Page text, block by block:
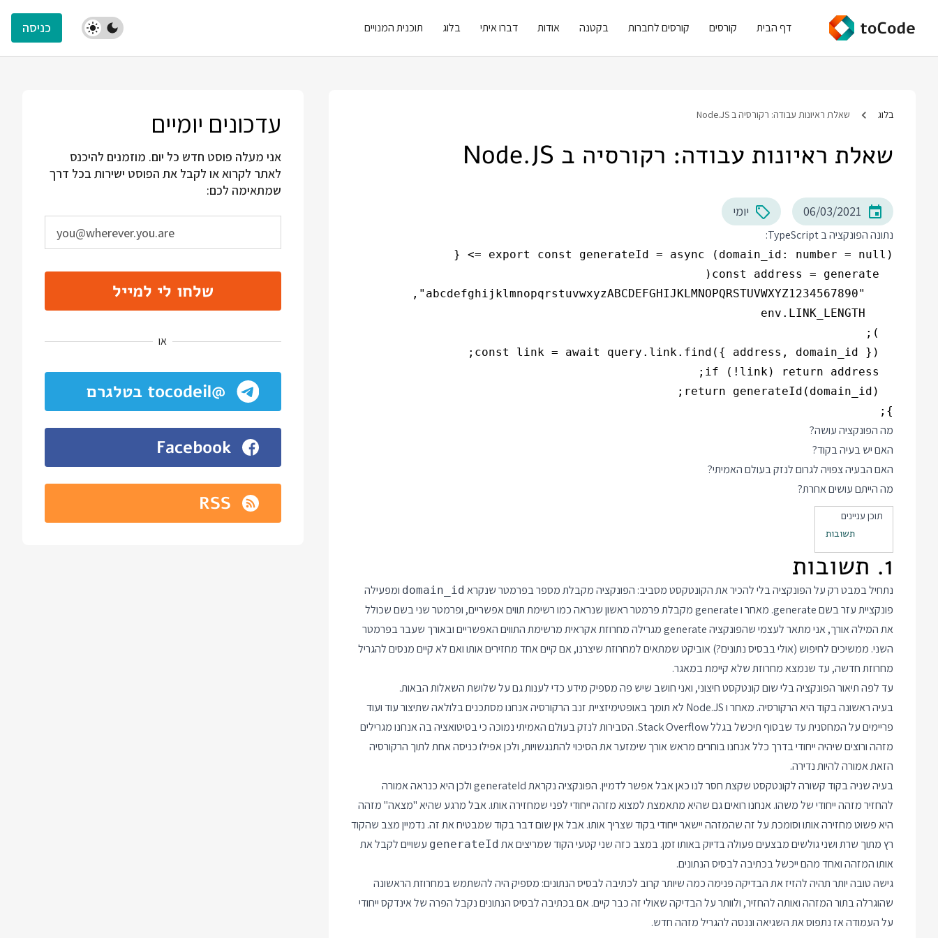
דף הבית קורסים קורסים לחברות בקטנה אודות דברו איתי בלוג תוכנית המנויים כניסה
בלוג שאלת ראיונות עבודה: רקורסיה ב Node.JS
שאלת ראיונות עבודה: רקורסיה ב Node.JS
06/03/2021 יומי
נתונה הפונקציה ב TypeScript:
};
מה הפונקציה עושה?
האם יש בעיה בקוד?
האם הבעיה צפויה לגרום לנזק בעולם האמיתי?
מה הייתם עושים אחרת?
תוכן עניינים
תשובות
1. תשובות
נתחיל במבט רק על הפונקציה בלי להכיר את הקונטקסט מסביב: הפונקציה מקבלת מספר בפרמטר שנקרא domain_id ומפעילה
פונקציית עזר בשם generate. מאחר ו generate מקבלת פרמטר ראשון שנראה כמו רשימת תווים אפשריים, ופרמטר שני בשם שכולל
את המילה אורך, אני מתאר לעצמי שהפונקציה generate מגרילה מחרוזת אקראית מרשימת התווים האפשריים ובאורך שעבר בפרמטר
השני. ממשיכים לחיפוש (אולי בבסיס נתונים?) אוביקט שמתאים למחרוזת שיצרנו, אם קיים אחד מחזירים אותו ואם לא קיים מנסים להגריל
מחרוזת חדשה, עד שנמצא מחרוזת שלא קיימת במאגר.
עד לפה תיאור הפונקציה בלי שום קונטקסט חיצוני, ואני חושב שיש פה מספיק מידע כדי לענות גם על שלושת השאלות הבאות.
בעיה ראשונה בקוד היא הרקורסיה. מאחר ו Node.JS לא תומך באופטימיזציית זנב הרקורסיה אנחנו מסתכנים בלולאה שתיצור עוד ועוד
פריימים על המחסנית עד שבסוף תיכשל בגלל Stack Overflow. הסבירות לנזק בעולם האמיתי נמוכה כי בסיטואציה בה אנחנו מגרילים
מזהה ורוצים שיהיה ייחודי בדרך כלל אנחנו בוחרים מראש אורך שימזער את הסיכוי להתנגשויות, ולכן אפילו כניסה אחת לתוך הרקורסיה
הזאת אמורה להיות נדירה.
בעיה שניה בקוד קשורה לקונטקסט שקצת חסר לנו כאן אבל אפשר לדמיין. הפונקציה נקראת generateId ולכן היא כנראה אמורה
להחזיר מזהה ייחודי של משהו. אנחנו רואים גם שהיא מתאמצת למצוא מזהה ייחודי לפני שמחזירה אותו. אבל מרגע שהיא "מצאה" מזהה
היא פשוט מחזירה אותו וסומכת על זה שהמזהה יישאר ייחודי בקוד שצריך אותו. אבל אין שום דבר בקוד שמבטיח את זה. נדמיין מצב שהקוד
רץ מתוך שרת ושני גולשים מבצעים פעולה בדיוק באותו זמן. במצב כזה שני קטעי הקוד שמריצים את generateId עשויים לקבל את
אותו המזהה ואחד מהם ייכשל בכתיבה לבסיס הנתונים.
גישה טובה יותר תהיה להזיז את הבדיקה פנימה כמה שיותר קרוב לכתיבה לבסיס הנתונים: מספיק היה להשתמש במחרוזת הראשונה
שהוגרלה בתור המזהה ואותה להחזיר, ולוותר על הבדיקה שאולי זה כבר קיים. אם בכתיבה לבסיס הנתונים נקבל הפרה של אינדקס ייחודי
על העמודה אז נתפוס את השגיאה וננסה להגריל מזהה חדש.
עדכונים יומיים
אני מעלה פוסט חדש כל יום. מוזמנים להיכנס
לאתר לקרוא או לקבל את הפוסט ישירות בכל דרך
שמתאימה לכם:
שלחו לי למייל
או
@tocodeil בטלגרם
Facebook
RSS